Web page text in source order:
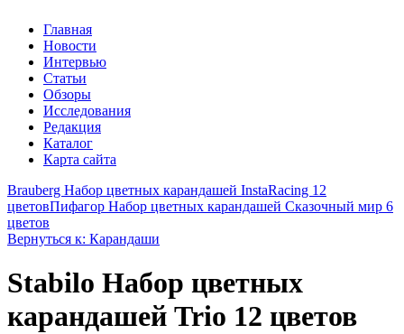
Главная
Новости
Интервью
Статьи
Обзоры
Исследования
Редакция
Каталог
Карта сайта
Brauberg Набор цветных карандашей InstaRacing 12
цветовПифагор Набор цветных карандашей Сказочный мир 6
цветов
Вернуться к: Карандаши
Stabilo Набор цветных
карандашей Trio 12 цветов